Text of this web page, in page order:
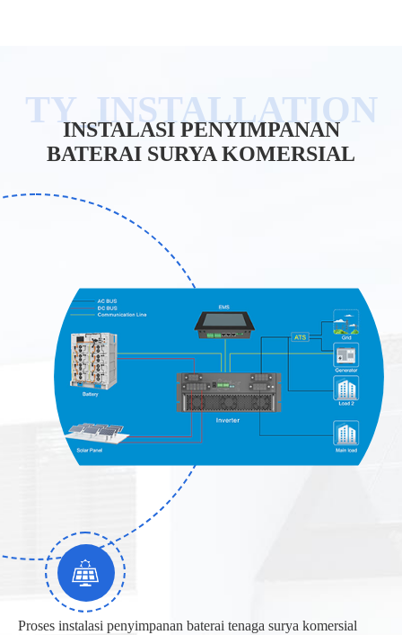
INSTALASI PENYIMPANAN
BATERAI SURYA KOMERSIAL
Proses instalasi penyimpanan baterai tenaga surya komersial